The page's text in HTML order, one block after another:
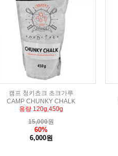
캠프 청키쵸크 초크가루
CAMP CHUNKY CHALK
용량 120g,450g
15,000원
60%
6,000원